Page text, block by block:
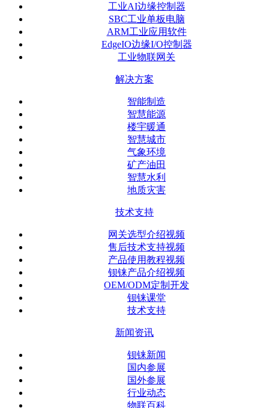
工业AI边缘控制器
SBC工业单板电脑
ARM工业应用软件
EdgeIO边缘I/O控制器
工业物联网关
解决方案
智能制造
智慧能源
楼宇暖通
智慧城市
气象环境
矿产油田
智慧水利
地质灾害
技术支持
网关选型介绍视频
售后技术支持视频
产品使用教程视频
钡铼产品介绍视频
OEM/ODM定制开发
钡铼课堂
技术支持
新闻资讯
钡铼新闻
国内参展
国外参展
行业动态
物联百科